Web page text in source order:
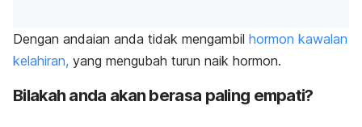
Dengan andaian anda tidak mengambil hormon kawalan
kelahiran, yang mengubah turun naik hormon.
Bilakah anda akan berasa paling empati?